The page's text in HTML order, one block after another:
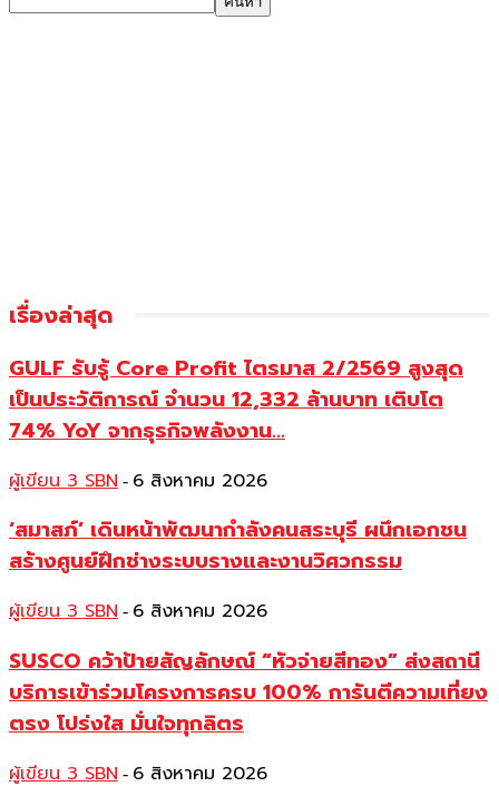
เรื่องล่าสุด
GULF รับรู้ Core Profit ไตรมาส 2/2569 สูงสุด
เป็นประวัติการณ์ จำนวน 12,332 ล้านบาท เติบโต
74% YoY จากธุรกิจพลังงาน...
ผู้เขียน 3 SBN - 6 สิงหาคม 2026
‘สมาสภ์’ เดินหน้าพัฒนากำลังคนสระบุรี ผนึกเอกชน
สร้างศูนย์ฝึกช่างระบบรางและงานวิศวกรรม
ผู้เขียน 3 SBN - 6 สิงหาคม 2026
SUSCO คว้าป้ายสัญลักษณ์ “หัวจ่ายสีทอง” ส่งสถานี
บริการเข้าร่วมโครงการครบ 100% การันตีความเที่ยง
ตรง โปร่งใส มั่นใจทุกลิตร
ผู้เขียน 3 SBN - 6 สิงหาคม 2026